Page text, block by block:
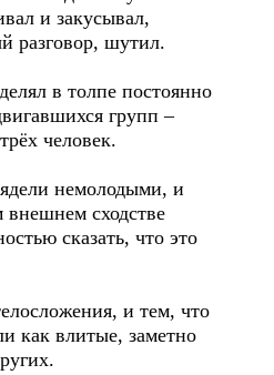
и закусывал,
разговор, шутил.
в толпе постоянно
групп –
человек.
немолодыми, и
внешнем сходстве
сказать, что это
и тем, что
как влитые, заметно